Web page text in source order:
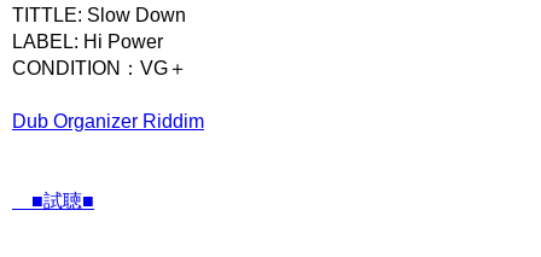
TITTLE: Slow Down
LABEL: Hi Power
CONDITION：VG＋
Dub Organizer Riddim
■試聴■